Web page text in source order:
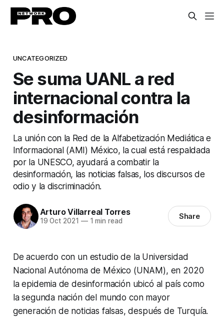
UNCATEGORIZED
Se suma UANL a red
internacional contra la
desinformación
La unión con la Red de la Alfabetización Mediática e
Informacional (AMI) México, la cual está respaldada
por la UNESCO, ayudará a combatir la
desinformación, las noticias falsas, los discursos de
odio y la discriminación.
Arturo Villarreal Torres
19 Oct 2021 —1 min read Share
De acuerdo con un estudio de la Universidad
Nacional Autónoma de México (UNAM), en 2020
la epidemia de desinformación ubicó al país como
la segunda nación del mundo con mayor
generación de noticias falsas, después de Turquía.